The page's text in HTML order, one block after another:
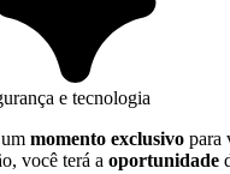
e tecnologia
momento exclusivo para
você terá a oportunidade